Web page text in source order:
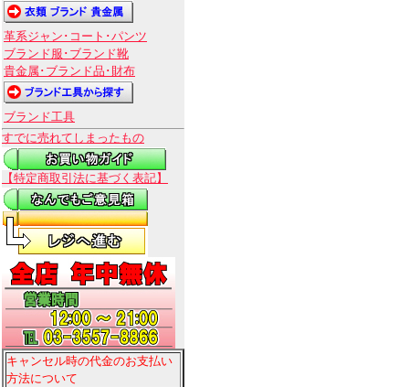
革系ジャン･コート･パンツ
ブランド服･ブランド靴
貴金属･ブランド品･財布
ブランド工具
すでに売れてしまったもの
【特定商取引法に基づく表記】
キャンセル時の代金のお支払い
方法について